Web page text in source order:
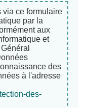
via ce formulaire
par la
aux
et
des
à l'adresse
des-